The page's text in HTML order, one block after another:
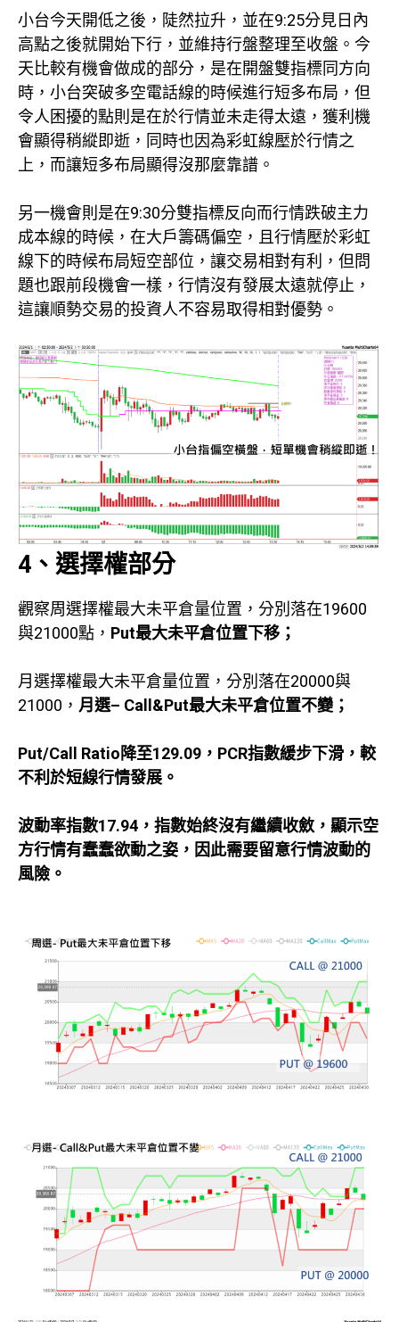
小台今天開低之後，陡然拉升，並在9:25分見日內
高點之後就開始下行，並維持行盤整理至收盤。今
天比較有機會做成的部分，是在開盤雙指標同方向
時，小台突破多空電話線的時候進行短多布局，但
令人困擾的點則是在於行情並未走得太遠，獲利機
會顯得稍縱即逝，同時也因為彩虹線壓於行情之
上，而讓短多布局顯得沒那麼靠譜。
另一機會則是在9:30分雙指標反向而行情跌破主力
成本線的時候，在大戶籌碼偏空，且行情壓於彩虹
線下的時候布局短空部位，讓交易相對有利，但問
題也跟前段機會一樣，行情沒有發展太遠就停止，
這讓順勢交易的投資人不容易取得相對優勢。
4、選擇權部分
觀察周選擇權最大未平倉量位置，分別落在19600
與21000點， Put最大未平倉位置下移；
月選擇權最大未平倉量位置，分別落在20000與
21000， 月選– Call&Put最大未平倉位置不變；
Put/Call Ratio降至129.09 ，PCR指數緩步下滑，較
不利於短線行情發展。
波動率指數17.94，指數始終沒有繼續收斂，顯示空
方行情有蠢蠢欲動之姿，因此需要留意行情波動的
風險。